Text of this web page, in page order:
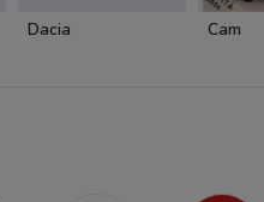
Dacia Cam